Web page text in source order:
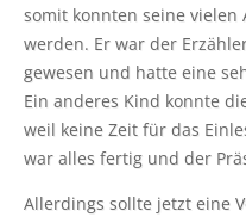
somit konn­ten sei­ne
wer­den. Er war der
gewe­sen und hat­te eine
Ein ande­res Kind konn­te
weil kei­ne Zeit für das
war alles fer­tig und der
Aller­dings soll­te jetzt eine